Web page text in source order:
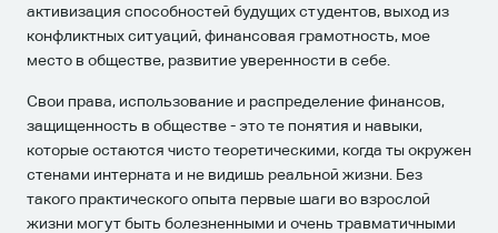
активизация способностей будущих студентов, выход из
конфликтных ситуаций, финансовая грамотность, мое
место в обществе, развитие уверенности в себе.
Свои права, использование и распределение финансов,
защищенность в обществе - это те понятия и навыки,
которые остаются чисто теоретическими, когда ты окружен
стенами интерната и не видишь реальной жизни. Без
такого практического опыта первые шаги во взрослой
жизни могут быть болезненными и очень травматичными